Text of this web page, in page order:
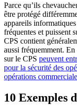
Parce qu’ils
être protégé
appareils
fréquentes et puissent
CPS contient
aussi fréquemment. En
sur le CPS peuvent
pour la sécurité des
opérations
10 Exemples